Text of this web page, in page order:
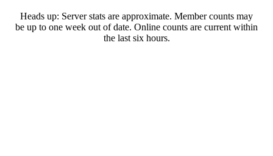
Heads up: Server stats are approximate. Member counts may
be up to one week out of date. Online counts are current within
the last six hours.